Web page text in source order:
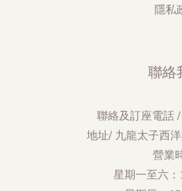
隱私
聯絡
聯絡及訂座電話
地址/ 九龍太子西
營業
星期一至六